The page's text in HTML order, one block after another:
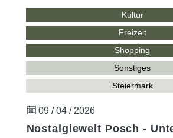
Kultur
Freizeit
Shopping
Sonstiges
Steiermark
09 / 04 / 2026
Nostalgiewelt Posch -